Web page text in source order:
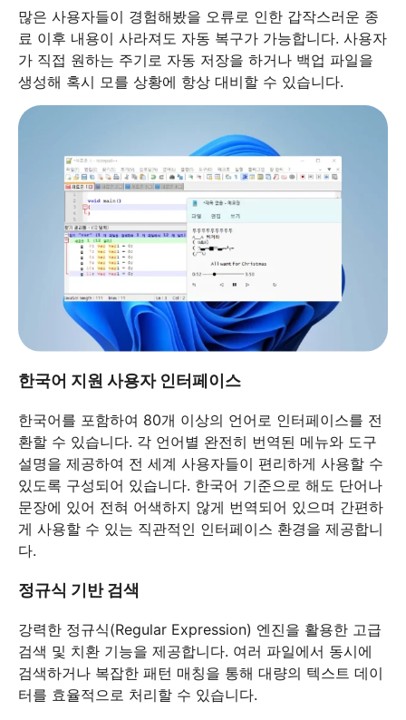
많은 사용자들이 경험해봤을 오류로 인한 갑작스러운 종
료 이후 내용이 사라져도 자동 복구가 가능합니다. 사용자
가 직접 원하는 주기로 자동 저장을 하거나 백업 파일을
생성해 혹시 모를 상황에 항상 대비할 수 있습니다.
한국어 지원 사용자 인터페이스
한국어를 포함하여 80개 이상의 언어로 인터페이스를 전
환할 수 있습니다. 각 언어별 완전히 번역된 메뉴와 도구
설명을 제공하여 전 세계 사용자들이 편리하게 사용할 수
있도록 구성되어 있습니다. 한국어 기준으로 해도 단어나
문장에 있어 전혀 어색하지 않게 번역되어 있으며 간편하
게 사용할 수 있는 직관적인 인터페이스 환경을 제공합니
다.
정규식 기반 검색
강력한 정규식(Regular Expression) 엔진을 활용한 고급
검색 및 치환 기능을 제공합니다. 여러 파일에서 동시에
검색하거나 복잡한 패턴 매칭을 통해 대량의 텍스트 데이
터를 효율적으로 처리할 수 있습니다.